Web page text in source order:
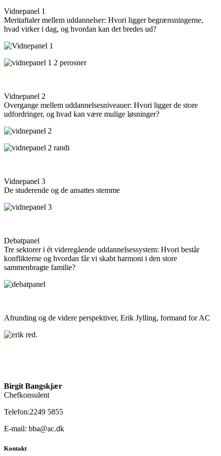
Vidnepanel 1
Meritaftaler mellem uddannelser: Hvori ligger begrænsningerne,
hvad virker i dag, og hvordan kan det bredes ud?
Vidnepanel 2
Overgange mellem uddannelsesniveauer: Hvori ligger de store
udfordringer, og hvad kan være mulige løsninger?
Vidnepanel 3
De studerende og de ansattes stemme
Debatpanel
Tre sektorer i ét videregående uddannelsessystem: Hvori består
konflikterne og hvordan får vi skabt harmoni i den store
sammenbragte familie?
Afrunding og de videre perspektiver, Erik Jylling, formand for AC
Birgit Bangskjær
Chefkonsulent
Telefon:2249 5855
E-mail: bba@ac.dk
Kontakt